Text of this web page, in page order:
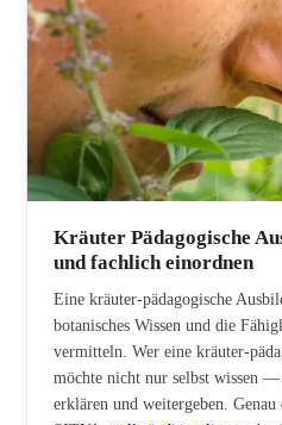
Kräuter Pädagogische
und fachlich einordnen
Eine kräuter-pädagogische
botanisches Wissen und die
vermitteln. Wer eine kräuter-
möchte nicht nur selbst wissen —
erklären und weitergeben.